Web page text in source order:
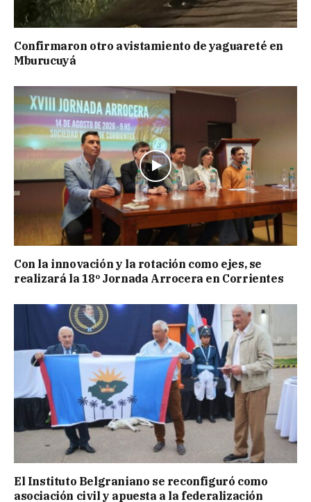
Confirmaron otro avistamiento de yaguareté en
Mburucuyá
Con la innovación y la rotación como ejes, se
realizará la 18º Jornada Arrocera en Corrientes
El Instituto Belgraniano se reconfiguró como
asociación civil y apuesta a la federalización